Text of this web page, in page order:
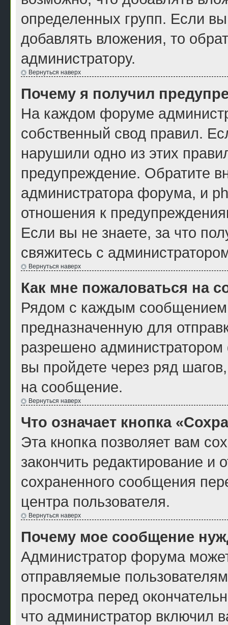
определенных групп. Если
добавлять вложения, то
администратору.
Вернуться наверх
Почему я получил
На каждом форуме
собственный свод правил.
нарушили одно из этих
предупреждение. Обратите
администратора форума, и
отношения к
Если вы не знаете, за что
свяжитесь с
Вернуться наверх
Как мне пожаловаться на
Рядом с каждым сообщением
предназначенную для
разрешено
вы пройдете через ряд
на сообщение.
Вернуться наверх
Что означает кнопка
Эта кнопка позволяет вам
закончить редактирование и
сохраненного сообщения
центра пользователя.
Вернуться наверх
Почему мое сообщение
Администратор форума
отправляемые
просмотра перед
что администратор включил